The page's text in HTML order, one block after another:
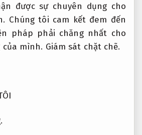
được sự chuyên dụng cho
Chúng tôi cam kết đem đến
pháp phải chăng nhất cho
của mình. Giám sát chặt chẽ.